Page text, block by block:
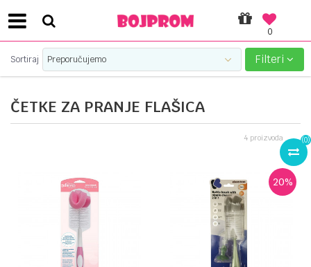
0
SIGURNO PLAĆANJE PLATNIM KARTICAMA!
(0)
ČETKE ZA PRANJE FLAŠICA
Sortiraj Filteri
4 proizvoda
20%